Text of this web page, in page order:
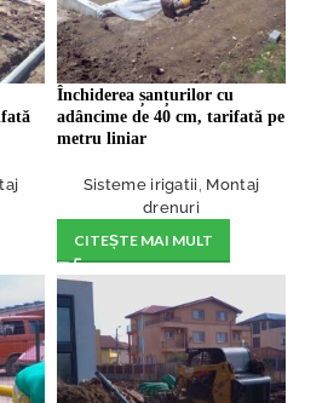
Închiderea șanțurilor cu
adâncime de 40 cm, tarifată pe
metru liniar
Sisteme irigatii, Montaj
drenuri
CITEȘTE MAI MULT